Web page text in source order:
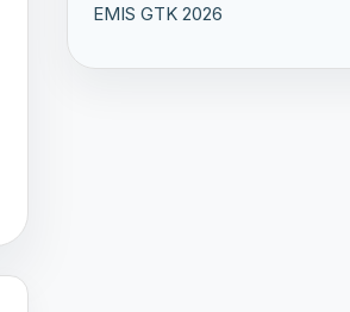
EMIS GTK 2026